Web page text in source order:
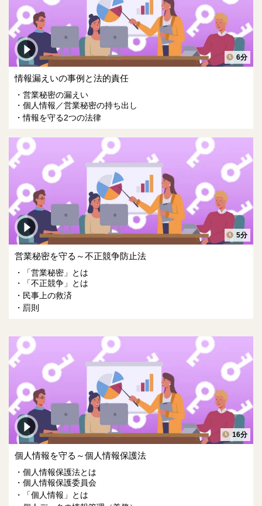
6分
情報漏えいの事例と法的責任
営業秘密の漏えい
個人情報／営業秘密の持ち出し
情報を守る2つの法律
5分
営業秘密を守る～不正競争防止法
「営業秘密」とは
「不正競争」とは
民事上の救済
罰則
16分
個人情報を守る～個人情報保護法
個人情報保護法とは
個人情報保護委員会
「個人情報」とは